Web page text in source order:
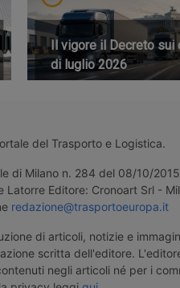
Il vigore il Decreto sui
di luglio 2026
del Trasporto e Logistica.
di Milano n. 284 del 08/10/
Editore: Cronoart Srl -
redazione@trasportoeuropa.it
di articoli, notizie e
scritta dell'editore.
negli articoli né per i